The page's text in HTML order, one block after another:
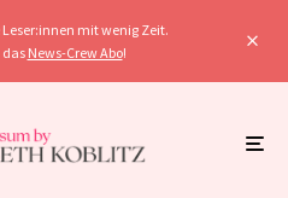
mit wenig Zeit.
das News-Crew Abo!